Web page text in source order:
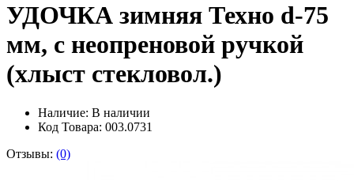
УДОЧКА зимняя Техно d-75
мм, с неопреновой ручкой
(хлыст стекловол.)
Наличие: В наличии
Код Товара: 003.0731
Отзывы: (0)